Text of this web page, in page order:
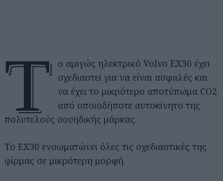
Τ
ο αμιγώς ηλεκτρικό Volvo EX30 έχει
σχεδιαστεί για να είναι ασφαλές και
να έχει το μικρότερο αποτύπωμα CO2
από οποιοδήποτε αυτοκίνητο της
πολυτελούς σουηδικής μάρκας.
Το EX30 ενσωματώνει όλες τις σχεδιαστικές της
φίρμας σε μικρότερη μορφή.